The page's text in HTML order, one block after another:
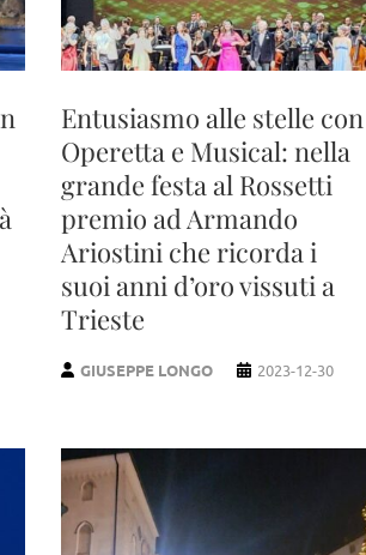
Entusiasmo alle stelle con
Operetta e Musical: nella
grande festa al Rossetti
premio ad Armando
Ariostini che ricorda i
suoi anni d’oro vissuti a
Trieste
GIUSEPPE LONGO 2023-12-30